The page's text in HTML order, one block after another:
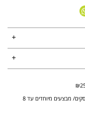
משלוחים עד 4 ימי עסקים / כלים חשמליים עד 5 ימי עסקים/ מבצעים מיוחדים עד 8